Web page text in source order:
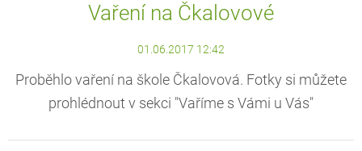
Vaření na Čkalovové
01.06.2017 12:42
Proběhlo vaření na škole Čkalovová. Fotky si můžete
prohlédnout v sekci "Vaříme s Vámi u Vás"